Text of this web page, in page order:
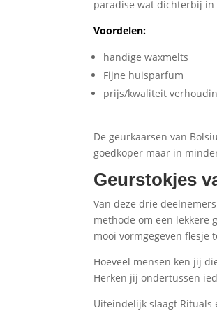
paradise wat dichterbij in
Voordelen:
handige waxmelts
Fijne huisparfum
prijs/kwaliteit
De geurkaarsen van
goedkoper maar in
Geurstokjes
Van deze drie
methode om een lekkere
mooi vormgegeven flesje
Hoeveel mensen ken jij
Herken jij ondertussen
Uiteindelijk slaagt Rituals